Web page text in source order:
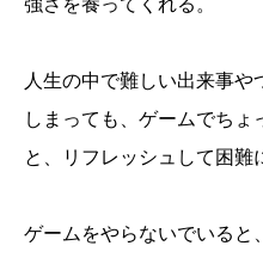
人生の中で難しい出来事や
しまっても、ゲームでち
と、リフレッシュして困難
ゲームをやらないでいると